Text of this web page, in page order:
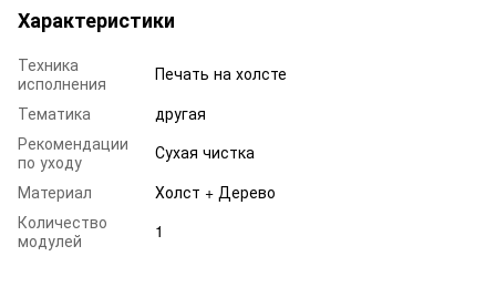
Характеристики
Техника
исполнения
Печать на холсте
Тематика
другая
Рекомендации
по уходу
Сухая чистка
Материал
Холст + Дерево
Количество
модулей
1